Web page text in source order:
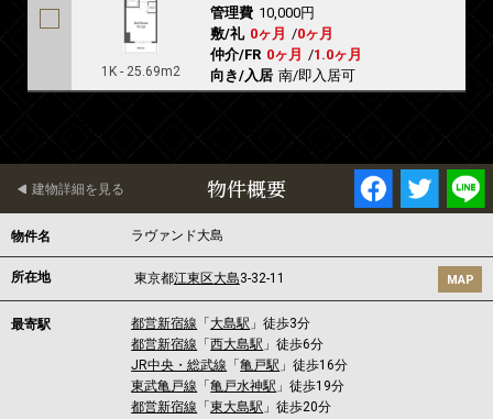
1K - 25.69m2
管理費 10,000円
敷/礼 0ヶ月 /0ヶ月
仲介/FR 0ヶ月 /1.0ヶ月
向き/入居 南/即入居可
物件概要
建物詳細を見る
物件名 ラヴァンド大島
所在地 東京都江東区大島3-32-11 MAP
最寄駅 都営新宿線 「 大島駅 」徒歩3分
都営新宿線 「西大島駅 」徒歩6分
JR中央・総武線 「亀戸駅 」徒歩16分
東武亀戸線 「亀戸水神駅 」徒歩19分
都営新宿線 「東大島駅 」徒歩20分